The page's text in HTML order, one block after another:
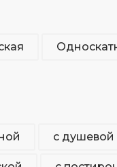
с душевой